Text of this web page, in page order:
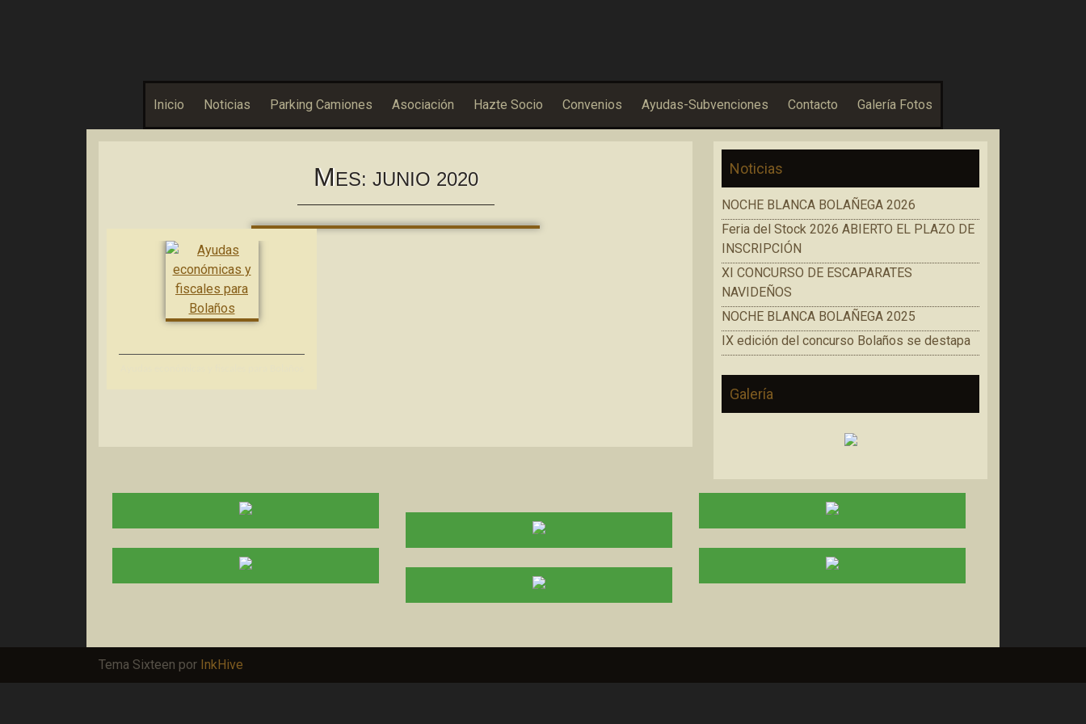
Inicio Noticias Parking Camiones Asociación Hazte Socio Convenios Ayudas-Subvenciones Contacto Galería Fotos
MES: JUNIO 2020 Noticias
NOCHE BLANCA BOLAÑEGA 2026
Feria del Stock 2026 ABIERTO EL PLAZO DE
INSCRIPCIÓN
XI CONCURSO DE ESCAPARATES
NAVIDEÑOS
NOCHE BLANCA BOLAÑEGA 2025
IX edición del concurso Bolaños se destapa
Galería
Tema Sixteen por InkHive